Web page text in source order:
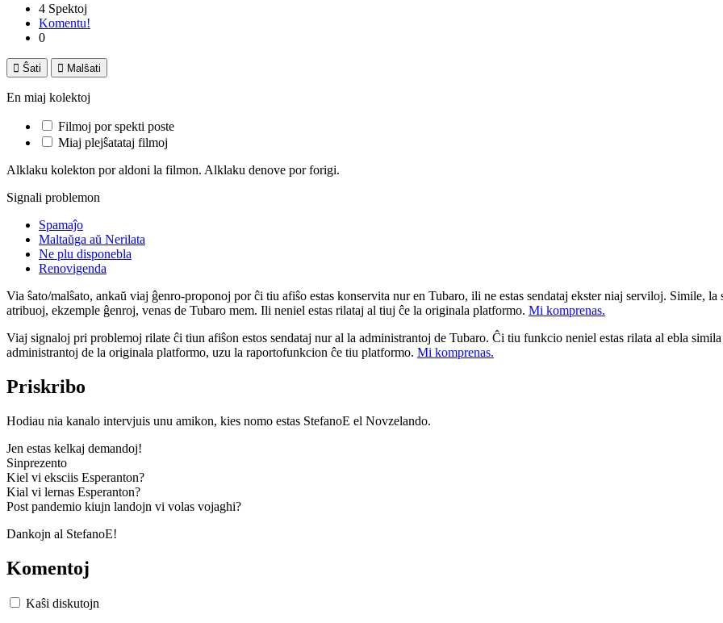
4 Spektoj
Komentu!
0
 Ŝati  Malŝati
En miaj kolektoj
Filmoj por spekti poste
Miaj plejŝatataj filmoj
Alklaku kolekton por aldoni la filmon. Alklaku denove por forigi.
Signali problemon
Spamaĵo
Maltaŭga aŭ Nerilata
Ne plu disponebla
Renovigenda
Via ŝato/malŝato, ankaŭ viaj ĝenro-proponoj por ĉi tiu afiŝo estas konservita nur en Tubaro, ili ne estas sendataj ekster niaj serviloj. Simile,
atribuoj, ekzemple ĝenroj, venas de Tubaro mem. Ili neniel estas rilataj al tiuj ĉe la originala platformo. Mi komprenas.
Viaj signaloj pri problemoj rilate ĉi tiun afiŝon estos sendataj nur al la administrantoj de Tubaro. Ĉi tiu funkcio neniel estas rilata al ebla
administrantoj de la originala platformo, uzu la raportofunkcion ĉe tiu platformo. Mi komprenas.
Priskribo
Hodiau nia kanalo intervjuis unu amikon, kies nomo estas StefanoE el Novzelando.
Jen estas kelkaj demandoj!
Sinprezento
Kiel vi eksciis Esperanton?
Kial vi lernas Esperanton?
Post pandemio kiujn landojn vi volas vojaghi?
Dankojn al StefanoE!
Komentoj
Kaŝi diskutojn